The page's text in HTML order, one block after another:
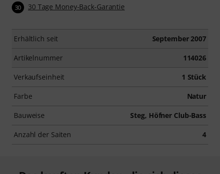
30 30 Tage Money-Back-Garantie
Erhältlich seit September 2007
Artikelnummer 114026
Verkaufseinheit 1 Stück
Farbe Natur
Bauweise Steg, Höfner Club-Bass
Anzahl der Saiten 4